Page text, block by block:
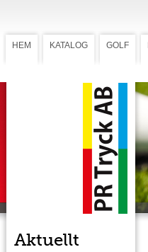
HEM KATALOG GOLF
Aktuellt